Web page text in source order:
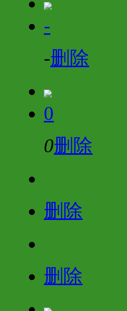
-
-删除
0
0删除
删除
删除